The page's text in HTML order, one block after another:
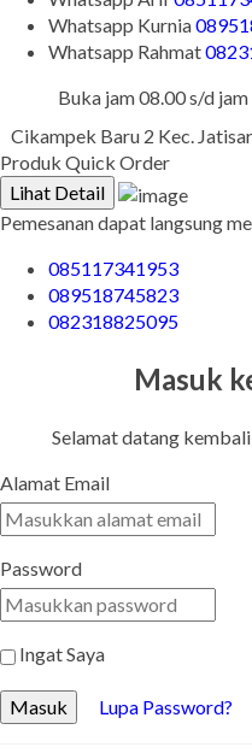
Whatsapp Kurnia
Whatsapp Rahmat
Buka jam 08.00 s/d
Cikampek Baru 2 Kec.
Produk Quick Order
Lihat Detail
Pemesanan dapat langsung
085117341953
089518745823
082318825095
Masuk
Selamat datang
Alamat Email
Password
Ingat Saya
Masuk Lupa Password?